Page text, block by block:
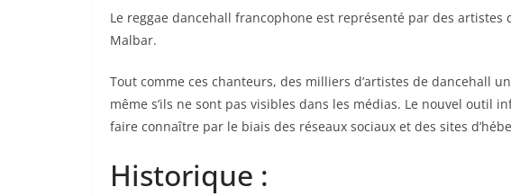
Le reggae dancehall francophone est représenté par des artistes
Malbar.
Tout comme ces chanteurs, des milliers d’artistes de dancehall
même s’ils ne sont pas visibles dans les médias. Le nouvel outil
faire connaître par le biais des réseaux sociaux et des sites
Historique :